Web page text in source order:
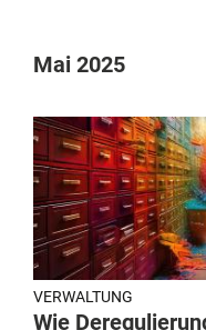
Mai 2025
VERWALTUNG
Wie